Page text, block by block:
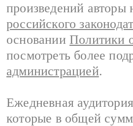
произведений авторы
российского
основании Политики
посмотреть более
администрацией.
Ежедневная
которые в общей